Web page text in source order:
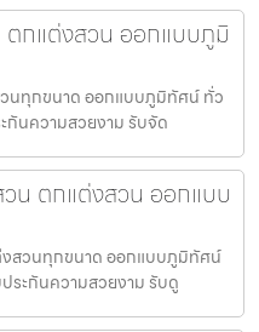
กแต่งสวน ออกแบบภูมิ
นทุกขนาด ออกแบบภูมิทัศน์ ทั่ว
กันความสวยงาม รับจัด
น ตกแต่งสวน ออกแบบ
สวนทุกขนาด ออกแบบภูมิทัศน์
ระกันความสวยงาม รับดู